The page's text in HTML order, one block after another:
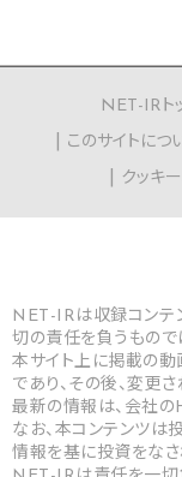
NET-IRト
このサイトにつ
クッキ
NET-IRは収録コンテ
切の責任を負うもので
本サイト上に掲載の動
であり、その後、変更
最新の情報は、会社の
なお、本コンテンツは
情報を基に投資をなさ